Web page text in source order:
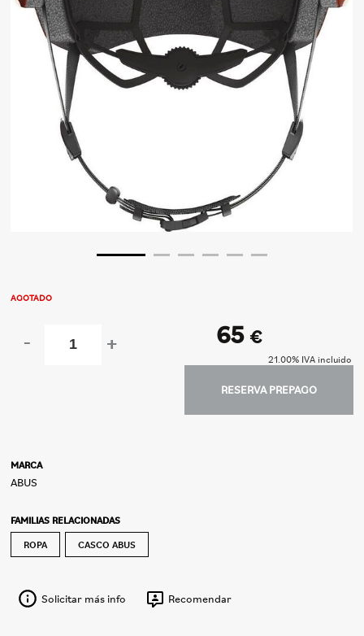
AGOTADO
65 €
21.00% IVA incluido
- +
RESERVA PREPAGO
MARCA
ABUS
FAMILIAS RELACIONADAS
ROPA
CASCO ABUS
Solicitar más info Recomendar